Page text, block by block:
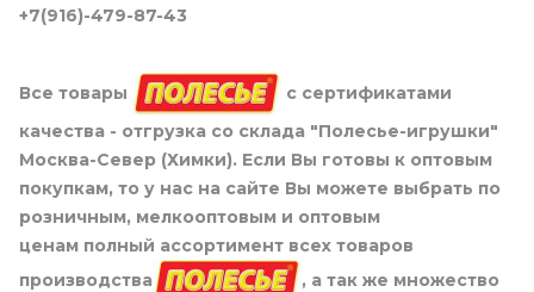
+7(916)-479-87-43
Все товары
с сертификатами
качества - отгрузка со склада "Полесье-игрушки"
Москва-Север (Химки). Если Вы готовы к оптовым
покупкам, то у нас на сайте Вы можете выбрать по
розничным, мелкооптовым и оптовым
ценам полный ассортимент всех товаров
производства
, а так же множество